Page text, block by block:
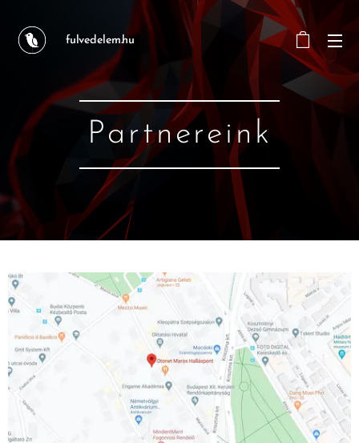
fulvedelem.hu
Partnereink